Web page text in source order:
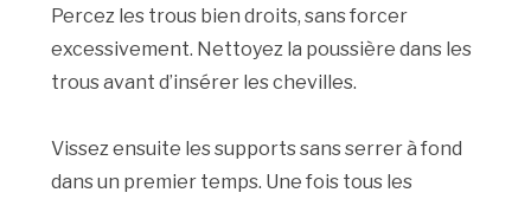
Percez les trous bien droits, sans forcer
excessivement. Nettoyez la poussière dans les
trous avant d’insérer les chevilles.
Vissez ensuite les supports sans serrer à fond
dans un premier temps. Une fois tous les